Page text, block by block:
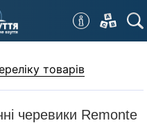
товарів
черевики Remonte